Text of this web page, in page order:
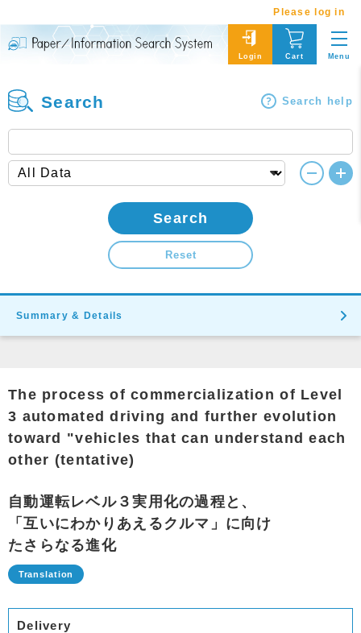
Please log in
Login Cart Menu
Search Search help
Search
Reset
Summary & Details
The process of commercialization of Level
3 automated driving and further evolution
toward "vehicles that can understand each
other (tentative)
自動運転レベル３実用化の過程と、
「互いにわかりあえるクルマ」に向け
たさらなる進化
Delivery